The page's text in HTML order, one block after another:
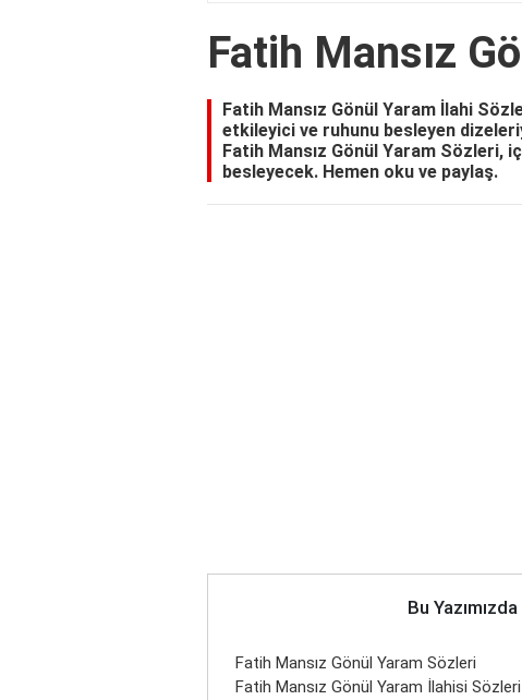
Fatih Mansız
Fatih Mansız Gönül Yaram İlahi
etkileyici ve ruhunu besleyen
Fatih Mansız Gönül Yaram Sözleri,
besleyecek. Hemen oku ve paylaş.
Bu
Fatih Mansız Gönül Yaram Sözleri
Fatih Mansız Gönül Yaram İlahisi Sözleri